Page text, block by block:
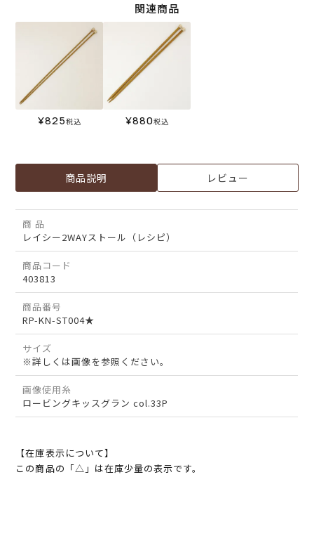
関連商品
¥825税込 ¥880税込
商品説明 レビュー
商 品
レイシー2WAYストール（レシピ）
商品コード
403813
商品番号
RP-KN-ST004★
サイズ
※詳しくは画像を参照ください。
画像使用糸
ロービングキッスグラン col.33P
【在庫表示について】
この商品の「△」は在庫少量の表示です。